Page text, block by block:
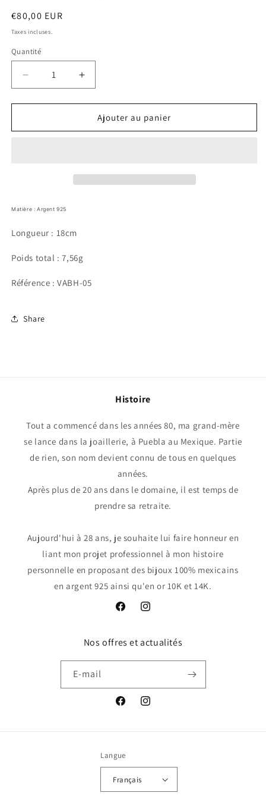
Prix
habituel
€80,00 EUR
Taxes incluses.
Quantité
Réduire
la
quantité
Bracelet
Augmenter
la
quantité
Bracelet
Ajouter au panier
Matière : Argent 925
Longueur : 18cm
Poids total : 7,56g
Référence : VABH-05
Share
Histoire
Tout a commencé dans les années 80, ma grand-mère
se lance dans la joaillerie, à Puebla au Mexique. Partie
de rien, son nom devient connu de tous en quelques
années.
Après plus de 20 ans dans le domaine, il est temps de
prendre sa retraite.
Aujourd'hui à 28 ans, je souhaite lui faire honneur en
liant mon projet professionnel à mon histoire
personnelle en proposant des bijoux 100% mexicains
en argent 925 ainsi qu'en or 10K et 14K.
FacebookInstagram
Nos offres et actualités
E-mail
FacebookInstagram
Langue
Français